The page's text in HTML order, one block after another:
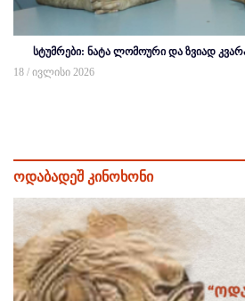
სტუმრები: ნატა ლომოური და ზვიად
18 / ივლისი 2026
ოდაბადეშ კინოხონი